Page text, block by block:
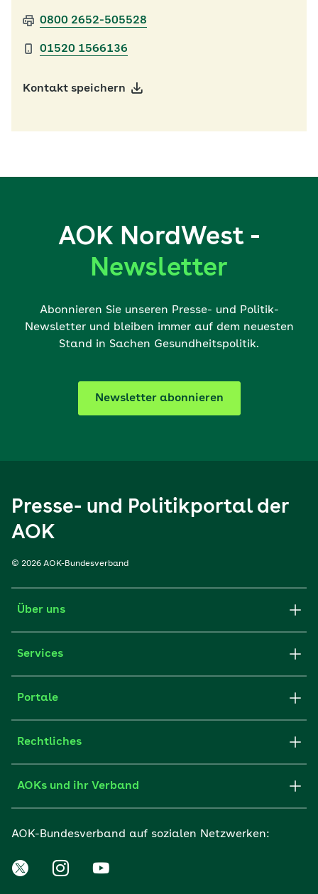
0800 2652-505528
01520 1566136
Kontakt speichern
AOK NordWest -
Newsletter
Abonnieren Sie unseren Presse- und Politik-
Newsletter und bleiben immer auf dem neuesten
Stand in Sachen Gesundheitspolitik.
Newsletter abonnieren
Presse- und Politikportal der
AOK
© 2026 AOK-Bundesverband
Über uns
Services
Portale
Rechtliches
AOKs und ihr Verband
AOK-Bundesverband auf sozialen Netzwerken: